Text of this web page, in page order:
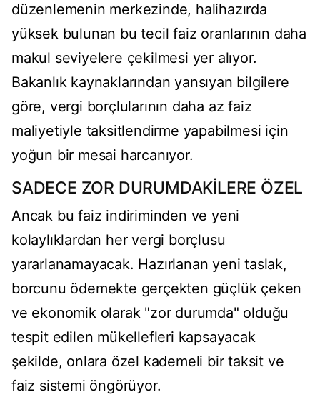
düzenlemenin merkezinde, halihazırda
yüksek bulunan bu tecil faiz oranlarının daha
makul seviyelere çekilmesi yer alıyor.
Bakanlık kaynaklarından yansıyan bilgilere
göre, vergi borçlularının daha az faiz
maliyetiyle taksitlendirme yapabilmesi için
yoğun bir mesai harcanıyor.
SADECE ZOR DURUMDAKİLERE ÖZEL
Ancak bu faiz indiriminden ve yeni
kolaylıklardan her vergi borçlusu
yararlanamayacak. Hazırlanan yeni taslak,
borcunu ödemekte gerçekten güçlük çeken
ve ekonomik olarak "zor durumda" olduğu
tespit edilen mükellefleri kapsayacak
şekilde, onlara özel kademeli bir taksit ve
faiz sistemi öngörüyor.